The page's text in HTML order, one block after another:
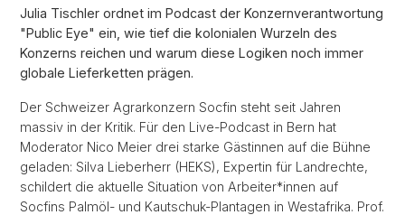
Julia Tischler ordnet im Podcast der Konzernverantwortung
"Public Eye" ein, wie tief die kolonialen Wurzeln des
Konzerns reichen und warum diese Logiken noch immer
globale Lieferketten prägen.
Der Schweizer Agrarkonzern Socfin steht seit Jahren
massiv in der Kritik. Für den Live-Podcast in Bern hat
Moderator Nico Meier drei starke Gästinnen auf die Bühne
geladen: Silva Lieberherr (HEKS), Expertin für Landrechte,
schildert die aktuelle Situation von Arbeiter*innen auf
Socfins Palmöl- und Kautschuk-Plantagen in Westafrika. Prof.